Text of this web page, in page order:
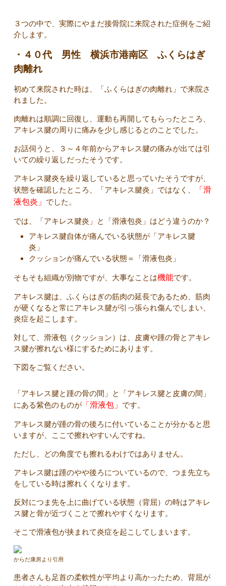
３つの中で、実際にやまだ接骨院に来院された症例をご紹
介します。
・４０代 男性 横浜市港南区 ふくらはぎ
肉離れ
初めて来院された時は、「ふくらはぎの肉離れ」で来院さ
れました。
肉離れは順調に回復し、運動も再開してもらったところ、
アキレス腱の周りに痛みを少し感じるとのことでした。
お話伺うと、３～４年前からアキレス腱の痛みが出ては引
いての繰り返しだったそうです。
アキレス腱炎を繰り返していると思っていたそうですが、
状態を確認したところ、「アキレス腱炎」ではなく、
「滑
液包炎」 でした。
では、「アキレス腱炎」と「滑液包炎」はどう違うのか？
アキレス腱自体が痛んでいる状態が「アキレス腱
炎」
クッションが痛んでいる状態＝「滑液包炎」
そもそも組織が別物ですが、大事なことは機能です。
アキレス腱は、ふくらはぎの筋肉の延長であるため、筋肉
が硬くなると常にアキレス腱が引っ張られ傷んでしまい、
炎症を起こします。
対して、滑液包（クッション）は、皮膚や踵の骨とアキレ
ス腱が擦れない様にするためにあります。
下図をご覧ください。
「アキレス腱と踵の骨の間」と「アキレス腱と皮膚の間」
にある紫色のものが 「滑液包」 です。
アキレス腱が踵の骨の後ろに付いていることが分かると思
いますが、ここで擦れやすいんですね。
ただし、どの角度でも擦れるわけではありません。
アキレス腱は踵のやや後ろについているので、つま先立ち
をしている時は擦れくくなります。
反対につま先を上に曲げている状態（背屈）の時はアキレ
ス腱と骨が近づくことで擦れやすくなります。
そこで滑液包が挟まれて炎症を起こしてしまいます。
からだ康房より引用
患者さんも足首の柔軟性が平均より高かったため、背屈が